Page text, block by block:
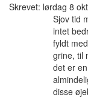
Skrevet: lørdag 8
Sjov tid
intet
fyldt
grine, til
det er
disse